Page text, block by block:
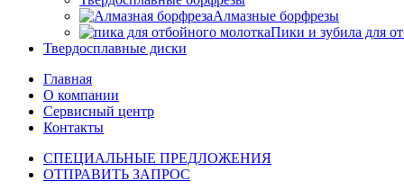
Алмазные борфрезы
Пики и зубила для
Твердосплавные диски
Главная
О компании
Сервисный центр
Контакты
СПЕЦИАЛЬНЫЕ ПРЕДЛОЖЕНИЯ
ОТПРАВИТЬ ЗАПРОС